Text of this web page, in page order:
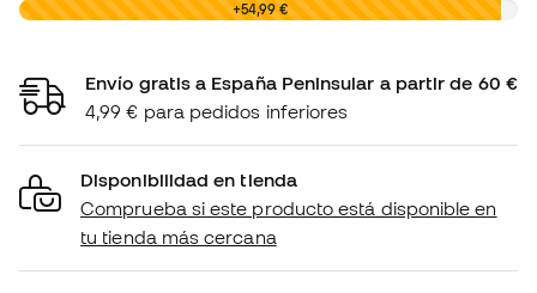
0,00 € +54,99 €
Envío gratis a España Peninsular a partir de 60 €
4,99 € para pedidos inferiores
Disponibilidad en tienda
Comprueba si este producto está disponible en
tu tienda más cercana